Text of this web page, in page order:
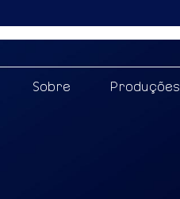
Sobre Produções